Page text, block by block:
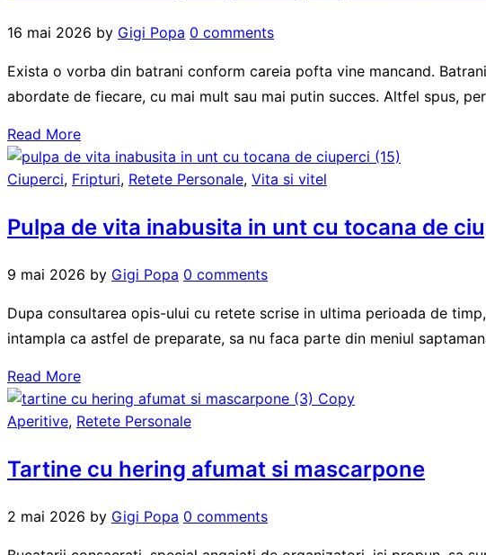
16 mai 2026 by Gigi Popa 0 comments
Exista o vorba din batrani conform careia pofta vine mancand.
abordate de fiecare, cu mai mult sau mai putin succes. Altfel spus,
Read More
Ciuperci, Fripturi, Retete Personale, Vita si vitel
Pulpa de vita inabusita in unt cu tocana de
9 mai 2026 by Gigi Popa 0 comments
Dupa consultarea opis-ului cu retete scrise in ultima perioada de
intampla ca astfel de preparate, sa nu faca parte din meniul
Read More
Aperitive, Retete Personale
Tartine cu hering afumat si mascarpone
2 mai 2026 by Gigi Popa 0 comments